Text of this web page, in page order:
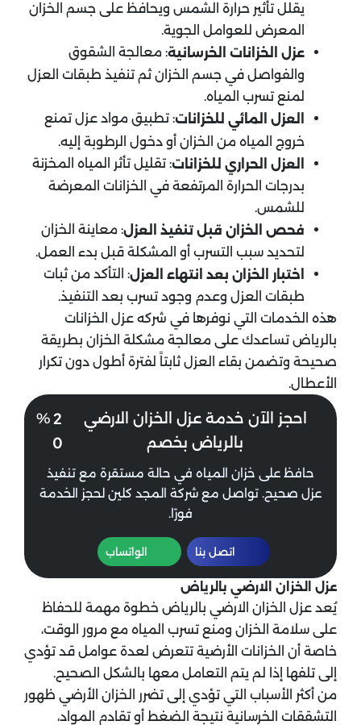
يقلل تأثير حرارة الشمس ويحافظ على جسم الخزان
المعرض للعوامل الجوية.
عزل الخزانات الخرسانية: معالجة الشقوق
والفواصل في جسم الخزان ثم تنفيذ طبقات العزل
لمنع تسرب المياه.
العزل المائي للخزانات: تطبيق مواد عزل تمنع
خروج المياه من الخزان أو دخول الرطوبة إليه.
العزل الحراري للخزانات: تقليل تأثر المياه المخزنة
بدرجات الحرارة المرتفعة في الخزانات المعرضة
للشمس.
فحص الخزان قبل تنفيذ العزل: معاينة الخزان
لتحديد سبب التسرب أو المشكلة قبل بدء العمل.
اختبار الخزان بعد انتهاء العزل: التأكد من ثبات
طبقات العزل وعدم وجود تسرب بعد التنفيذ.
هذه الخدمات التي نوفرها في شركه عزل الخزانات​
بالرياض تساعدك على معالجة مشكلة الخزان بطريقة
صحيحة وتضمن بقاء العزل ثابتاً لفترة أطول دون تكرار
الأعطال.
احجز الآن خدمة عزل الخزان الارضي
بالرياض بخصم
2
0
%
حافظ على خزان المياه في حالة مستقرة مع تنفيذ
عزل صحيح. تواصل مع شركة المجد كلين لحجز الخدمة
فورًا.
اتصل بنا الواتساب
عزل الخزان الارضي بالرياض
يُعد عزل الخزان الارضي بالرياض خطوة مهمة للحفاظ
على سلامة الخزان ومنع تسرب المياه مع مرور الوقت،
خاصة أن الخزانات الأرضية تتعرض لعدة عوامل قد تؤدي
إلى تلفها إذا لم يتم التعامل معها بالشكل الصحيح.
من أكثر الأسباب التي تؤدي إلى تضرر الخزان الأرضي ظهور
التشققات الخرسانية نتيجة الضغط أو تقادم المواد،